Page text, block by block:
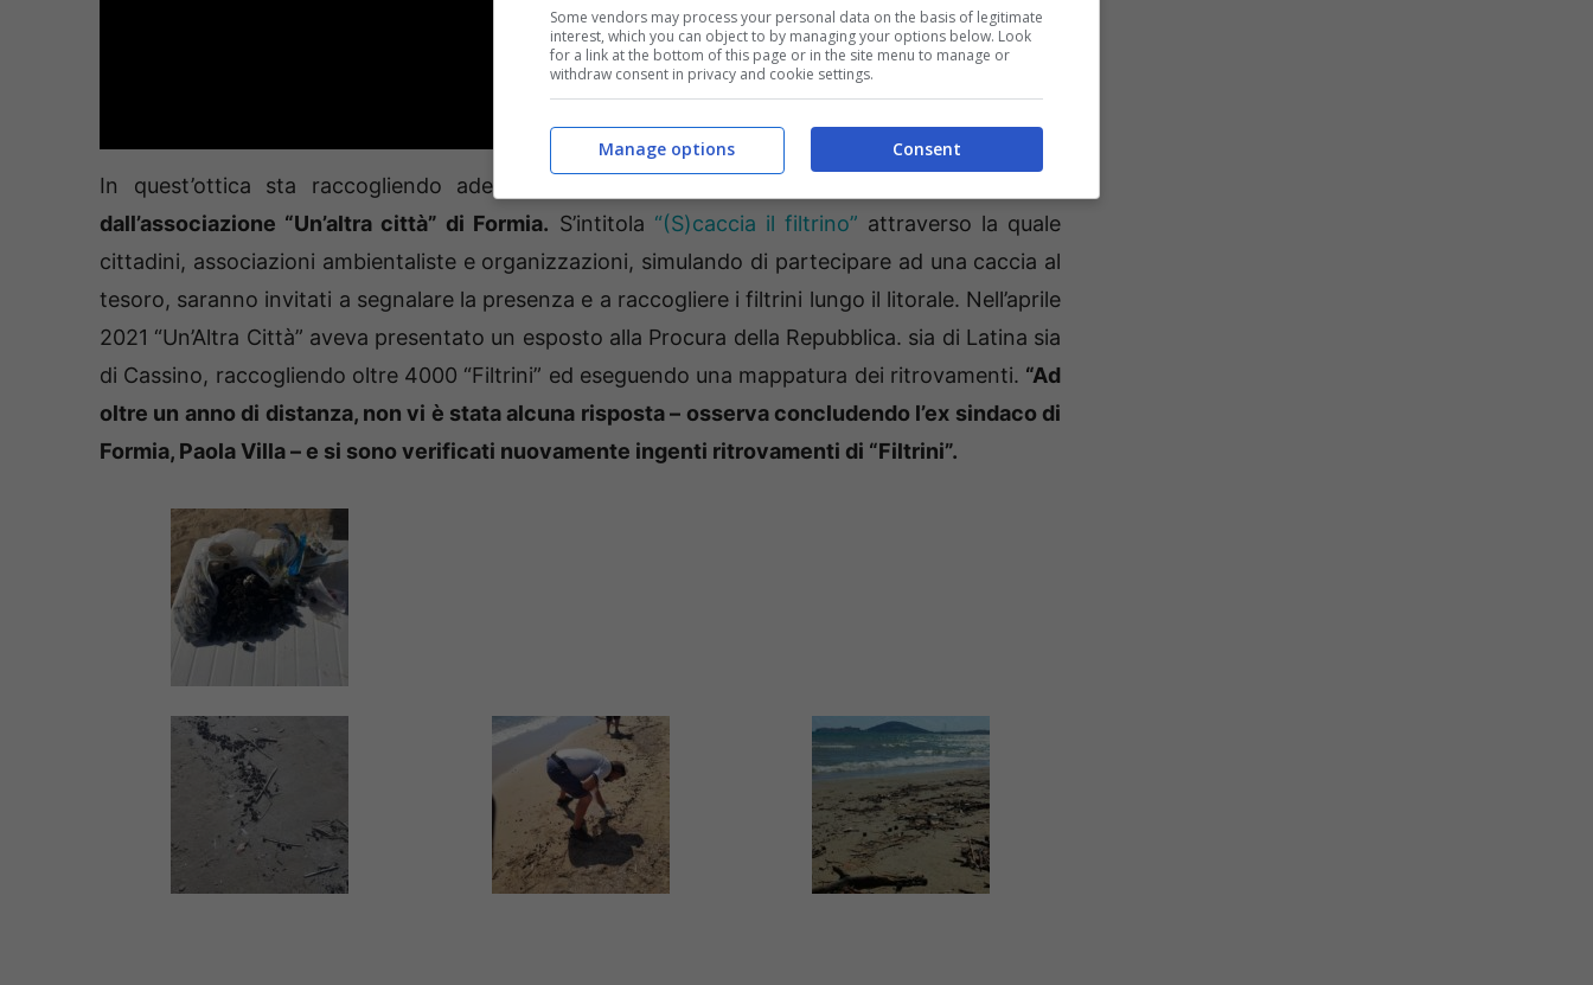
In quest’ottica sta raccogliendo adesioni sui social
dall’associazione “Un’altra città” di Formia. S’intitola “(S)caccia il filtrino” attraverso la quale
cittadini, associazioni ambientaliste e organizzazioni, simulando di partecipare ad una caccia al
tesoro, saranno invitati a segnalare la presenza e a raccogliere i filtrini lungo il litorale. Nell’aprile
2021 “Un’Altra Città” aveva presentato un esposto alla Procura della Repubblica. sia di Latina sia
di Cassino, raccogliendo oltre 4000 “Filtrini” ed eseguendo una mappatura dei ritrovamenti. “Ad
oltre un anno di distanza, non vi è stata alcuna risposta – osserva concludendo l’ex sindaco di
Formia, Paola Villa – e si sono verificati nuovamente ingenti ritrovamenti di “Filtrini”.
Some vendors may process your personal data on the basis of legitimate
interest, which you can object to by managing your options below. Look
for a link at the bottom of this page or in the site menu to manage or
withdraw consent in privacy and cookie settings.
Consent
Manage options